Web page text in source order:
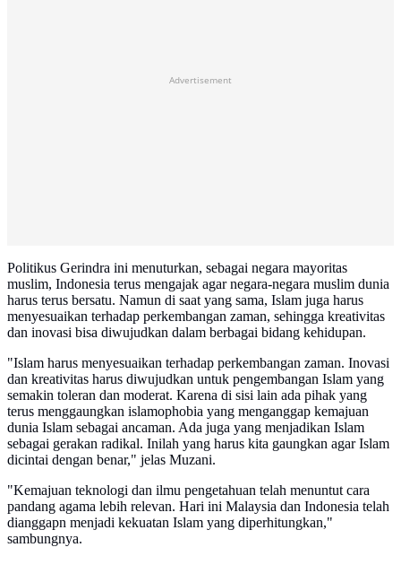
Advertisement
Politikus Gerindra ini menuturkan, sebagai negara mayoritas
muslim, Indonesia terus mengajak agar negara-negara muslim dunia
harus terus bersatu. Namun di saat yang sama, Islam juga harus
menyesuaikan terhadap perkembangan zaman, sehingga kreativitas
dan inovasi bisa diwujudkan dalam berbagai bidang kehidupan.
"Islam harus menyesuaikan terhadap perkembangan zaman. Inovasi
dan kreativitas harus diwujudkan untuk pengembangan Islam yang
semakin toleran dan moderat. Karena di sisi lain ada pihak yang
terus menggaungkan islamophobia yang menganggap kemajuan
dunia Islam sebagai ancaman. Ada juga yang menjadikan Islam
sebagai gerakan radikal. Inilah yang harus kita gaungkan agar Islam
dicintai dengan benar," jelas Muzani.
"Kemajuan teknologi dan ilmu pengetahuan telah menuntut cara
pandang agama lebih relevan. Hari ini Malaysia dan Indonesia telah
dianggapn menjadi kekuatan Islam yang diperhitungkan,"
sambungnya.